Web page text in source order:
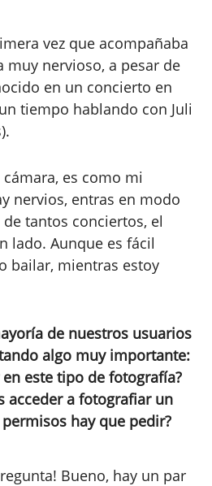
vez que acompañaba
muy nervioso, a pesar de
en un concierto en
tiempo hablando con Juli
es como mi
nervios, entras en modo
tantos conciertos, el
lado. Aunque es fácil
bailar, mientras estoy
de nuestros usuarios
algo muy importante:
este tipo de fotografía?
acceder a fotografiar un
hay que pedir?
Bueno, hay un par